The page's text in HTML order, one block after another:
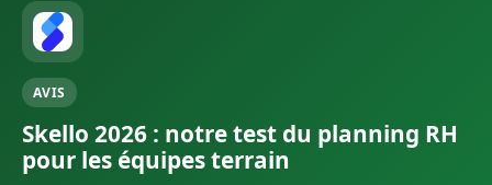
AVIS
Skello 2026 : notre test du planning RH
pour les équipes terrain